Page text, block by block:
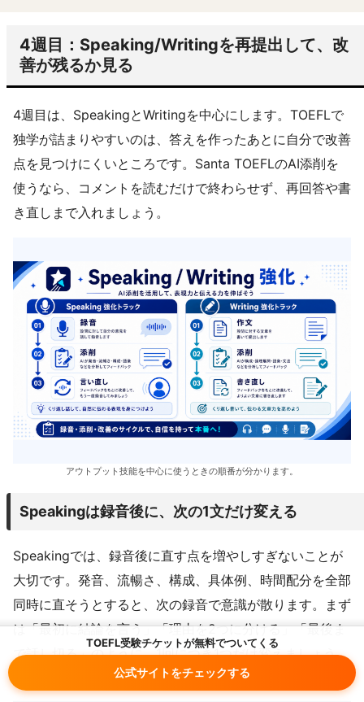
TOEFL受験チケットが無料でついてくる
公式サイトをチェックする
4週目：Speaking/Writingを再提出して、改
善が残るか見る
4週目は、SpeakingとWritingを中心にします。TOEFLで
独学が詰まりやすいのは、答えを作ったあとに自分で改善
点を見つけにくいところです。Santa TOEFLのAI添削を
使うなら、コメントを読むだけで終わらせず、再回答や書
き直しまで入れましょう。
アウトプット技能を中心に使うときの順番が分かります。
Speakingは録音後に、次の1文だけ変える
Speakingでは、録音後に直す点を増やしすぎないことが
大切です。発音、流暢さ、構成、具体例、時間配分を全部
同時に直そうとすると、次の録音で意識が散ります。まず
は「最初に結論を言う」「理由を2つに分ける」「最後ま
で話し切る」のように、1回につき1つだけ変えましょう。